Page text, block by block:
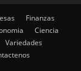
Finanzas
Ciencia
Variedades